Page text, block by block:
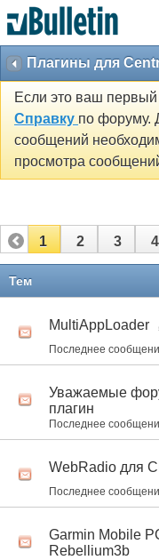
Плагины для
Если это ваш первый
Справку по форуму.
сообщений
просмотра
1 2 3 4
Тем
MultiAppLoader
Последнее
Уважаемые
плагин
Последнее
WebRadio для
Последнее
Garmin Mobile
Rebellium3b